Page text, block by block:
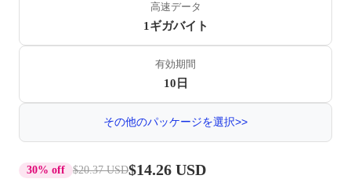
高速データ
1ギガバイト
有効期間
10日
その他のパッケージを選択>>
30% off $20.37 USD$14.26 USD